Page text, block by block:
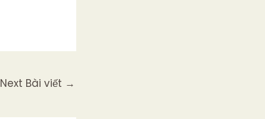
Next Bài viết →